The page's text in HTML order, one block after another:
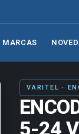
MARCAS
VARITEL ·
5-24